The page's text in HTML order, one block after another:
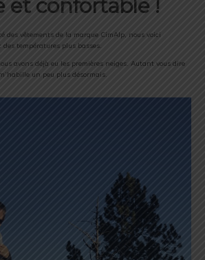
et confortable !
des vêtements de la marque CimAlp, nous voici
températures plus basses.
avons déjà eu les premières neiges. Autant vous dire
un peu plus désormais.